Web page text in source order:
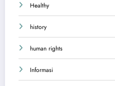
Healthy
history
human rights
Informasi